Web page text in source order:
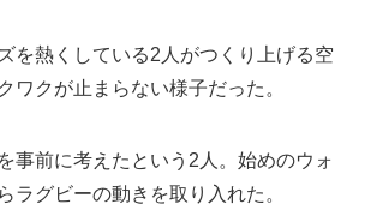
を熱くしている2人がつくり上げる空
ワクが止まらない様子だった。
事前に考えたという2人。始めのウォ
ラグビーの動きを取り入れた。